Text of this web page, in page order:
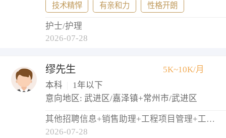
技术精悍 有亲和力 性格开朗
护士/护理
2026-07-28
缪先生
5K~10K/月
本科
1年以下
意向地区: 武进区/嘉泽镇+常州市/武进区
其他招聘信息+销售助理+工程项目管理+工程监理+物业管理员
2026-07-28